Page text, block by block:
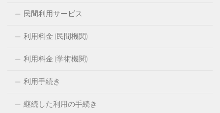
民間利用サービス
利用料金 (民間機関)
利用料金 (学術機関)
利用手続き
継続した利用の手続き